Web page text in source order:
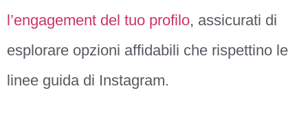
l’engagement del tuo profilo, assicurati di
esplorare opzioni affidabili che rispettino le
linee guida di Instagram.